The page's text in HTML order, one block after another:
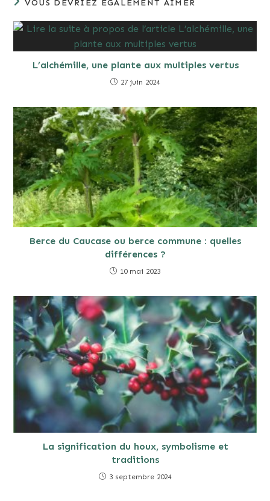
VOUS DEVRIEZ ÉGALEMENT AIMER
L’alchémille, une plante aux multiples vertus
27 juin 2024
Berce du Caucase ou berce commune : quelles
différences ?
10 mai 2023
La signification du houx, symbolisme et
traditions
3 septembre 2024